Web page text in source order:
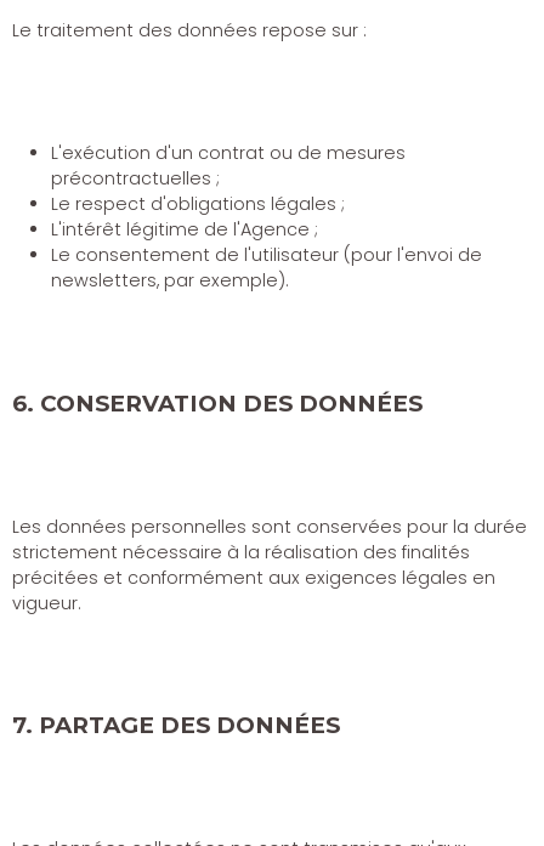
Le traitement des données repose sur :
L'exécution d'un contrat ou de mesures
précontractuelles ;
Le respect d'obligations légales ;
L'intérêt légitime de l'Agence ;
Le consentement de l'utilisateur (pour l'envoi de
newsletters, par exemple).
6. CONSERVATION DES DONNÉES
Les données personnelles sont conservées pour la durée
strictement nécessaire à la réalisation des finalités
précitées et conformément aux exigences légales en
vigueur.
7. PARTAGE DES DONNÉES